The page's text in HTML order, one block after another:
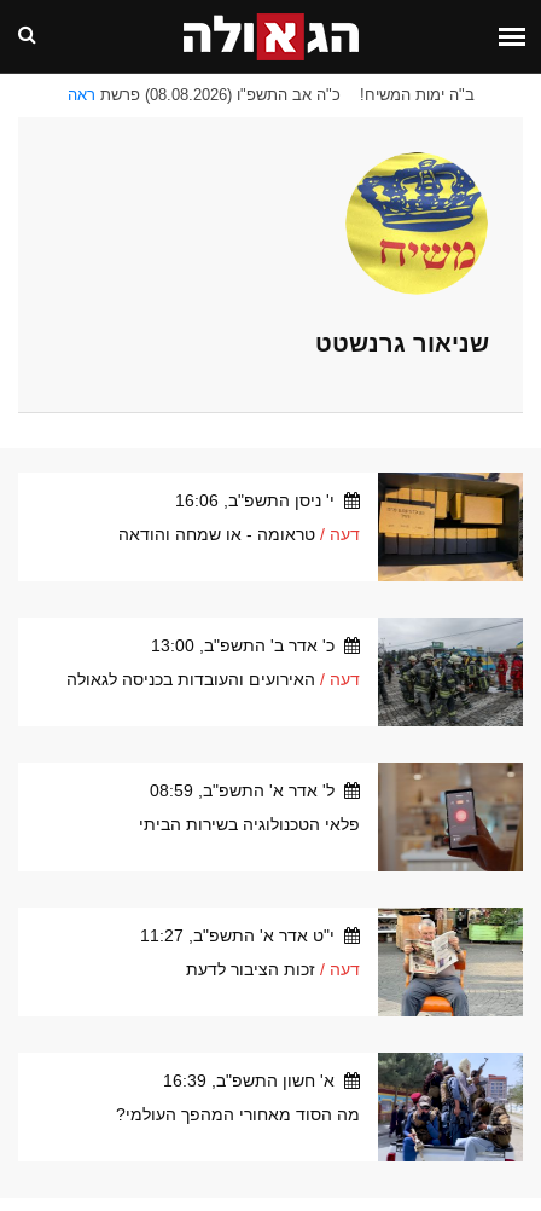
ב"ה ימות המשיח! כ"ה אב התשפ"ו (08.08.2026) פרשת ראה
שניאור גרנשטט
י' ניסן התשפ"ב, 16:06
דעה / טראומה - או שמחה והודאה
כ' אדר ב' התשפ"ב, 13:00
דעה / האירועים והעובדות בכניסה לגאולה
ל' אדר א' התשפ"ב, 08:59
פלאי הטכנולוגיה בשירות הביתי
י"ט אדר א' התשפ"ב, 11:27
דעה / זכות הציבור לדעת
א' חשון התשפ"ב, 16:39
מה הסוד מאחורי המהפך העולמי?